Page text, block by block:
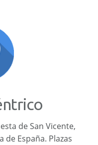
de San Vicente,
de España. Plazas